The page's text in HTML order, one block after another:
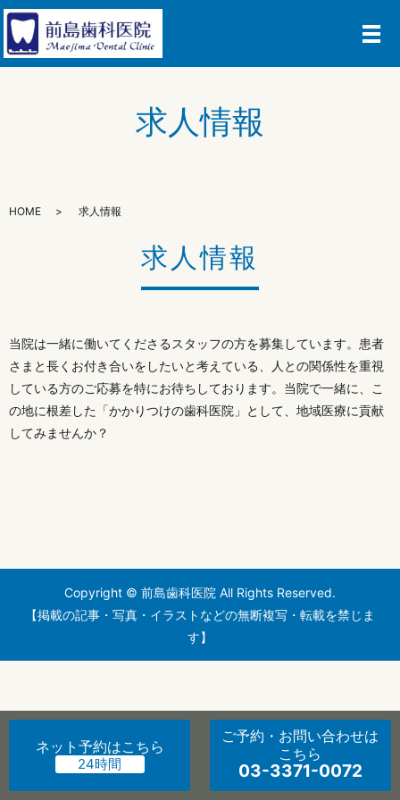
メ
求人情報
HOME 求人情報
求人情報
当院は一緒に働いてくださるスタッフの方を募集しています。患者
さまと長くお付き合いをしたいと考えている、人との関係性を重視
している方のご応募を特にお待ちしております。当院で一緒に、こ
の地に根差した「かかりつけの歯科医院」として、地域医療に貢献
してみませんか？
ネット予約はこちら
ご予約・お問い合わせは
こちら
03-3371-0072
Copyright © 前島歯科医院 All Rights Reserved.
【掲載の記事・写真・イラストなどの無断複写・転載を禁じま
す】